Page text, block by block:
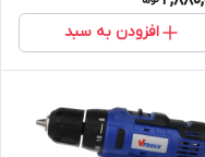
افزودن به سبد